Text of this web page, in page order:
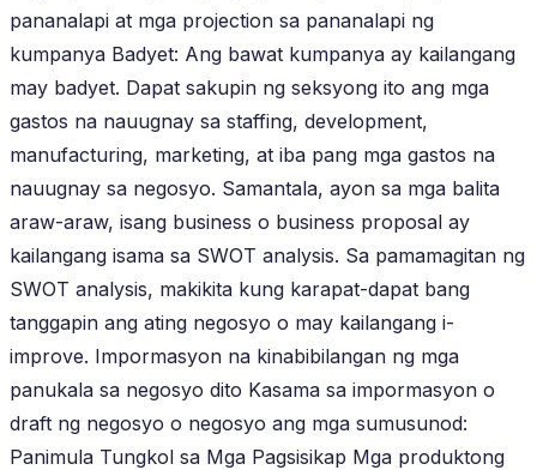
pananalapi at mga projection sa pananalapi ng
kumpanya Badyet: Ang bawat kumpanya ay kailangang
may badyet. Dapat sakupin ng seksyong ito ang mga
gastos na nauugnay sa staffing, development,
manufacturing, marketing, at iba pang mga gastos na
nauugnay sa negosyo. Samantala, ayon sa mga balita
araw-araw, isang business o business proposal ay
kailangang isama sa SWOT analysis. Sa pamamagitan ng
SWOT analysis, makikita kung karapat-dapat bang
tanggapin ang ating negosyo o may kailangang i-
improve. Impormasyon na kinabibilangan ng mga
panukala sa negosyo dito Kasama sa impormasyon o
draft ng negosyo o negosyo ang mga sumusunod:
Panimula Tungkol sa Mga Pagsisikap Mga produktong